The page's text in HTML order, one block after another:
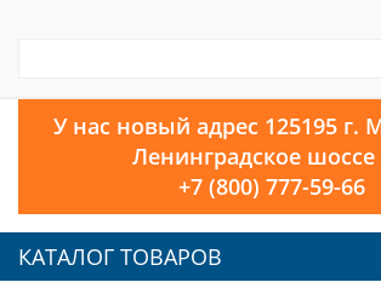
У нас новый адрес 125195 г.
Ленинградское шоссе
+7 (800) 777-59-66
КАТАЛОГ ТОВАРОВ